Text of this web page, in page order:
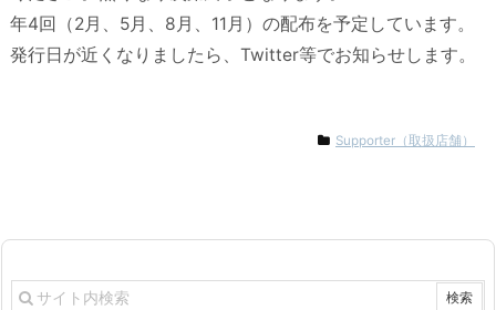
年4回（2月、5月、8月、11月）の配布を予定しています。
発行日が近くなりましたら、Twitter等でお知らせします。
Supporter（取扱店舗）